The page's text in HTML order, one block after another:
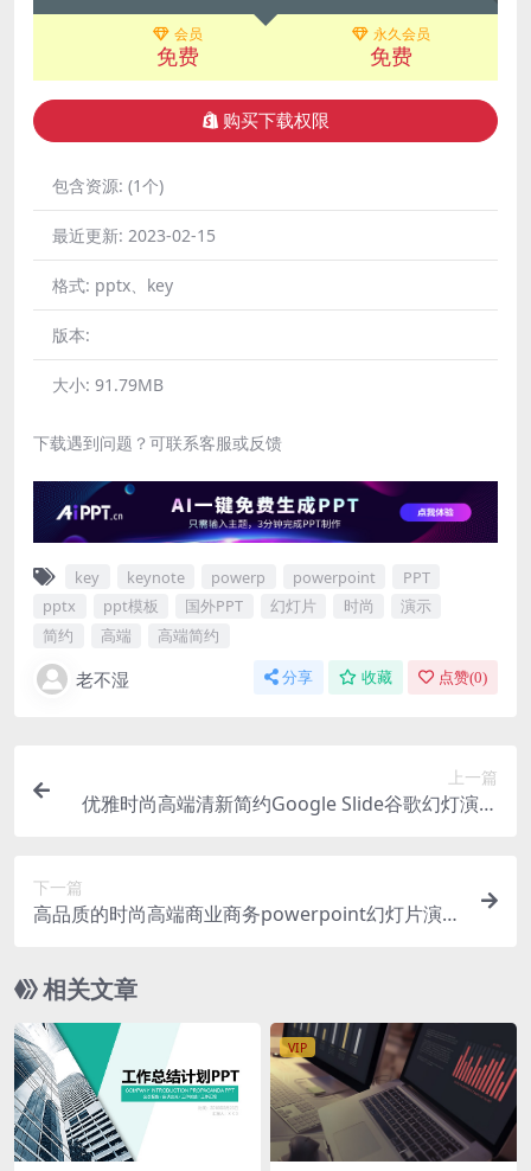
会员
免费
永久会员
免费
购买下载权限
包含资源: (1个)
最近更新: 2023-02-15
格式: pptx、key
版本:
大小: 91.79MB
下载遇到问题？可联系客服或反馈
key keynote powerp powerpoint
PPT
pptx
ppt模板 国外PPT 幻灯片 时尚
演示
简约
高端 高端简约
老不湿 分享 收藏 点赞(0)
上一篇
优雅时尚高端清新简约Google Slide谷歌幻灯演示
下一篇
高品质的时尚高端商业商务powerpoint幻灯片演示
相关文章
VIP